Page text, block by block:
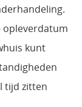
opleverdatum
kunt
tijd zitten